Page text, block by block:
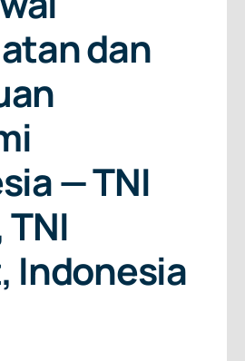
dan
— TNI
TNI
Indonesia